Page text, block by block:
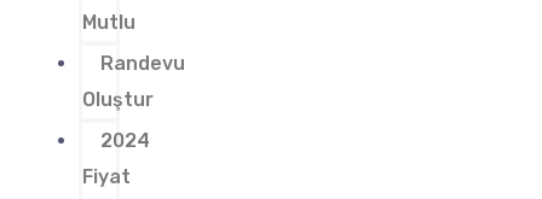
Mutlu
Randevu
Oluştur
2024
Fiyat